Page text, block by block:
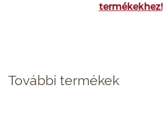
termékekhez!
További termékek